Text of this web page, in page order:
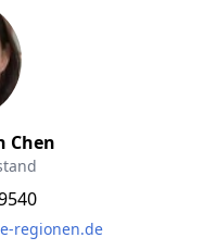
Chen
regionen.de